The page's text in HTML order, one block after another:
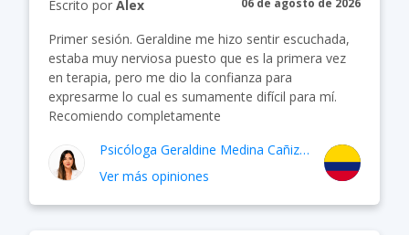
Escrito por Alex
Primer sesión. Geraldine me hizo sentir escuchada,
estaba muy nerviosa puesto que es la primera vez
en terapia, pero me dio la confianza para
expresarme lo cual es sumamente difícil para mí.
Recomiendo completamente
Psicóloga Geraldine Medina Cañizares
Ver más opiniones